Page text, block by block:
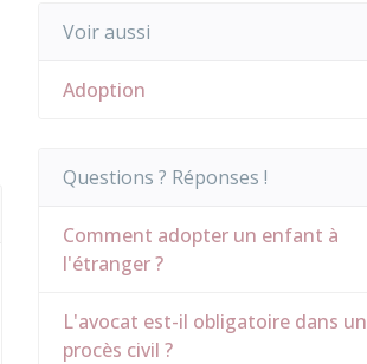
Voir aussi
Adoption
Questions ? Réponses !
Comment adopter un enfant à
l'étranger ?
L'avocat est-il obligatoire dans un
procès civil ?